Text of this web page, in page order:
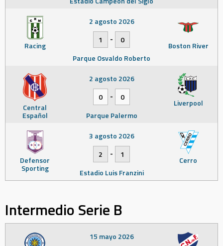
Racing Boston River
2 agosto 2026
1
-
0
Parque Osvaldo Roberto
Central
Español
Liverpool
2 agosto 2026
0
-
0
Parque Palermo
Defensor
Sporting
Cerro
3 agosto 2026
2
-
1
Estadio Luis Franzini
Intermedio Serie B
15 mayo 2026